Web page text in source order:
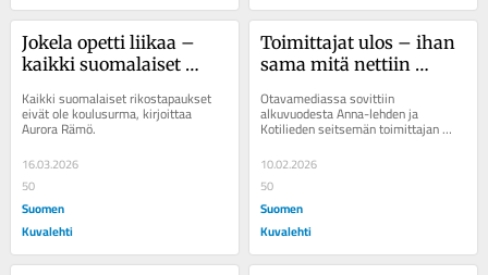
Jokela opetti liikaa –
kaikki suomalaiset
koulusurma
Kaikki suomalaiset rikostapaukset
eivät ole koulusurma, kirjoittaa
Aurora Rämö.
16.03.2026
50
Suomen
Kuvalehti
Toimittajat ulos – ihan
sama mitä nettiin
liikennettä
Otavamediassa sovittiin
alkuvuodesta Anna-lehden ja
Kotilieden seitsemän toimittajan
”työsuhdemuutoksista”. Käytännössä
lehtien...
10.02.2026
50
Suomen
Kuvalehti